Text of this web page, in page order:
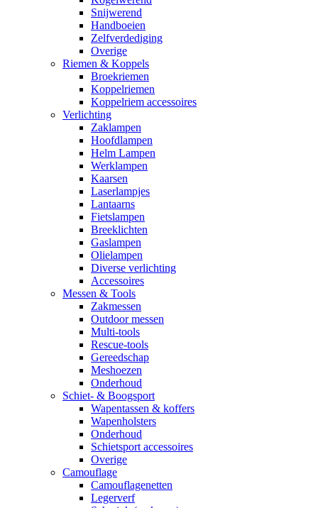
Snijwerend
Handboeien
Zelfverdediging
Overige
Riemen & Koppels
Broekriemen
Koppelriemen
Koppelriem accessoires
Verlichting
Zaklampen
Hoofdlampen
Helm Lampen
Werklampen
Kaarsen
Laserlampjes
Lantaarns
Fietslampen
Breeklichten
Gaslampen
Olielampen
Diverse verlichting
Accessoires
Messen & Tools
Zakmessen
Outdoor messen
Multi-tools
Rescue-tools
Gereedschap
Meshoezen
Onderhoud
Schiet- & Boogsport
Wapentassen & koffers
Wapenholsters
Onderhoud
Schietsport accessoires
Overige
Camouflage
Camouflagenetten
Legerverf